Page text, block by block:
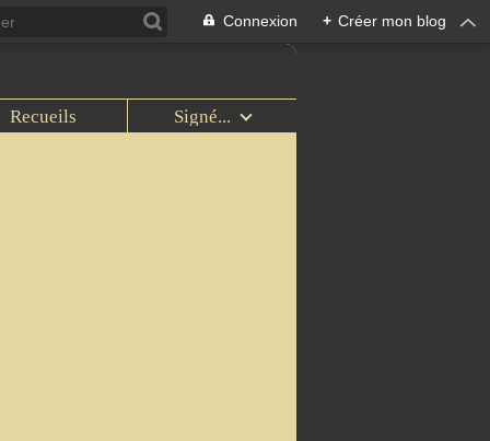
Connexion + Créer mon blog
Recueils Signé...